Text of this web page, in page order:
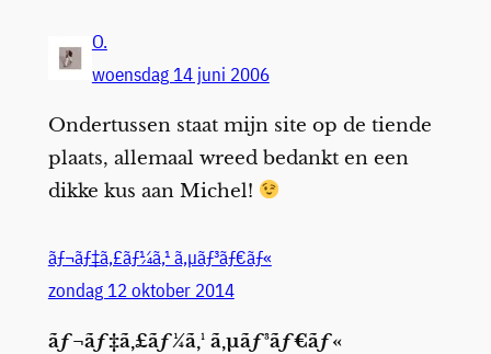
O.
woensdag 14 juni 2006
Ondertussen staat mijn site op de tiende
plaats, allemaal wreed bedankt en een
dikke kus aan Michel!
ãƒ¬ãƒ‡ã‚£ãƒ¼ã‚¹ ã‚µãƒ³ãƒ€ãƒ«
zondag 12 oktober 2014
ãƒ¬ãƒ‡ã‚£ãƒ¼ã‚¹ ã‚µãƒ³ãƒ€ãƒ«